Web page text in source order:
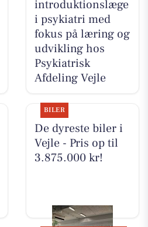
introduktionslæge
i psykiatri med
fokus på læring og
udvikling hos
Psykiatrisk
Afdeling Vejle
BILER
De dyreste biler i
Vejle - Pris op til
3.875.000 kr!